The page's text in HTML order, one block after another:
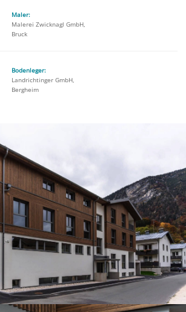
Maler:
Malerei Zwicknagl GmbH,
Bruck
Bodenleger:
Landrichtinger GmbH,
Bergheim